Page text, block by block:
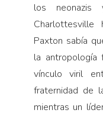
los neonazis
Paxton sabía
la antropología
vínculo viril
fraternidad de
mientras un